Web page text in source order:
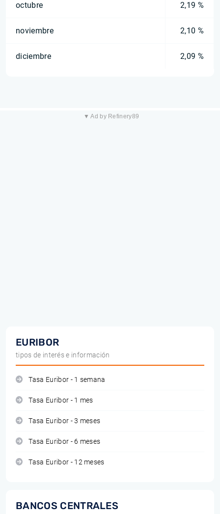
octubre 2,19 %
noviembre 2,10 %
diciembre 2,09 %
▼ Ad by Refinery89
EURIBOR
tipos de interés e información
Tasa Euribor - 1 semana
Tasa Euribor - 1 mes
Tasa Euribor - 3 meses
Tasa Euribor - 6 meses
Tasa Euribor - 12 meses
BANCOS CENTRALES